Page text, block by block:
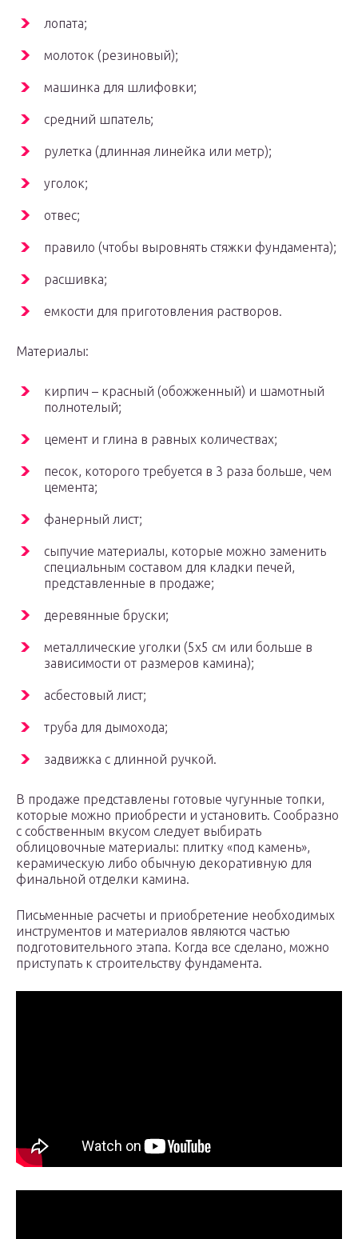
лопата;
молоток (резиновый);
машинка для шлифовки;
средний шпатель;
рулетка (длинная линейка или метр);
уголок;
отвес;
правило (чтобы выровнять стяжки фундамента);
расшивка;
емкости для приготовления растворов.
Материалы:
кирпич – красный (обожженный) и шамотный
полнотелый;
цемент и глина в равных количествах;
песок, которого требуется в 3 раза больше, чем
цемента;
фанерный лист;
сыпучие материалы, которые можно заменить
специальным составом для кладки печей,
представленные в продаже;
деревянные бруски;
металлические уголки (5х5 см или больше в
зависимости от размеров камина);
асбестовый лист;
труба для дымохода;
задвижка с длинной ручкой.
В продаже представлены готовые чугунные топки,
которые можно приобрести и установить. Сообразно
с собственным вкусом следует выбирать
облицовочные материалы: плитку «под камень»,
керамическую либо обычную декоративную для
финальной отделки камина.
Письменные расчеты и приобретение необходимых
инструментов и материалов являются частью
подготовительного этапа. Когда все сделано, можно
приступать к строительству фундамента.